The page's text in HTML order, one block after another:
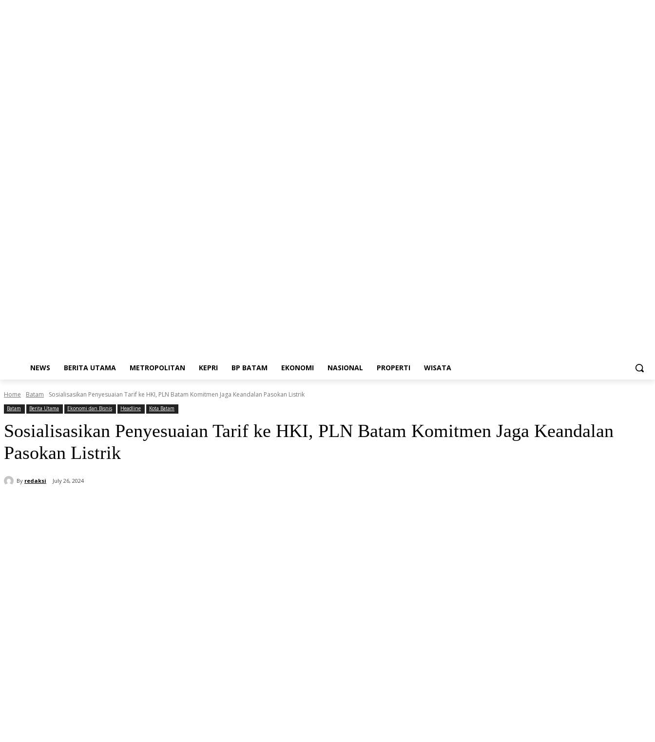
NEWS BERITA UTAMA METROPOLITAN KEPRI BP BATAM EKONOMI NASIONAL PROPERTI WISATA
Home Batam Sosialisasikan Penyesuaian Tarif ke HKI, PLN Batam Komitmen Jaga Keandalan Pasokan Listrik
Batam Berita Utama Ekonomi dan Bisnis Headline Kota Batam
Sosialisasikan Penyesuaian Tarif ke HKI, PLN Batam Komitmen Jaga Keandalan
Pasokan Listrik
By redaksi July 26, 2024